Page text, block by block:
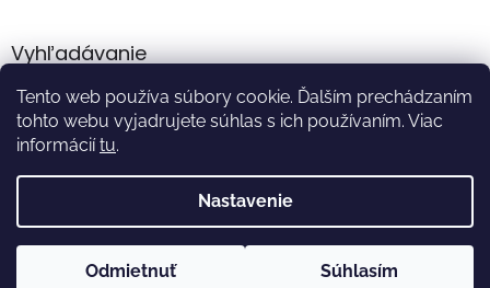
Tento web používa súbory cookie. Ďalším prechádzaním
tohto webu vyjadrujete súhlas s ich používaním. Viac
informáciítu.
Nastavenie
Odmietnuť Súhlasím
Vyhľadávanie
HĽADAŤ
Vytvoril Shoptet
Copyright 2026Akumulator.sk . Všetky práva vyhradené.